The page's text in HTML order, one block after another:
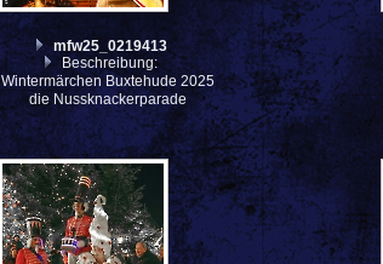
mfw25_0219413
Beschreibung:
Wintermärchen Buxtehude 2025
die Nussknackerparade